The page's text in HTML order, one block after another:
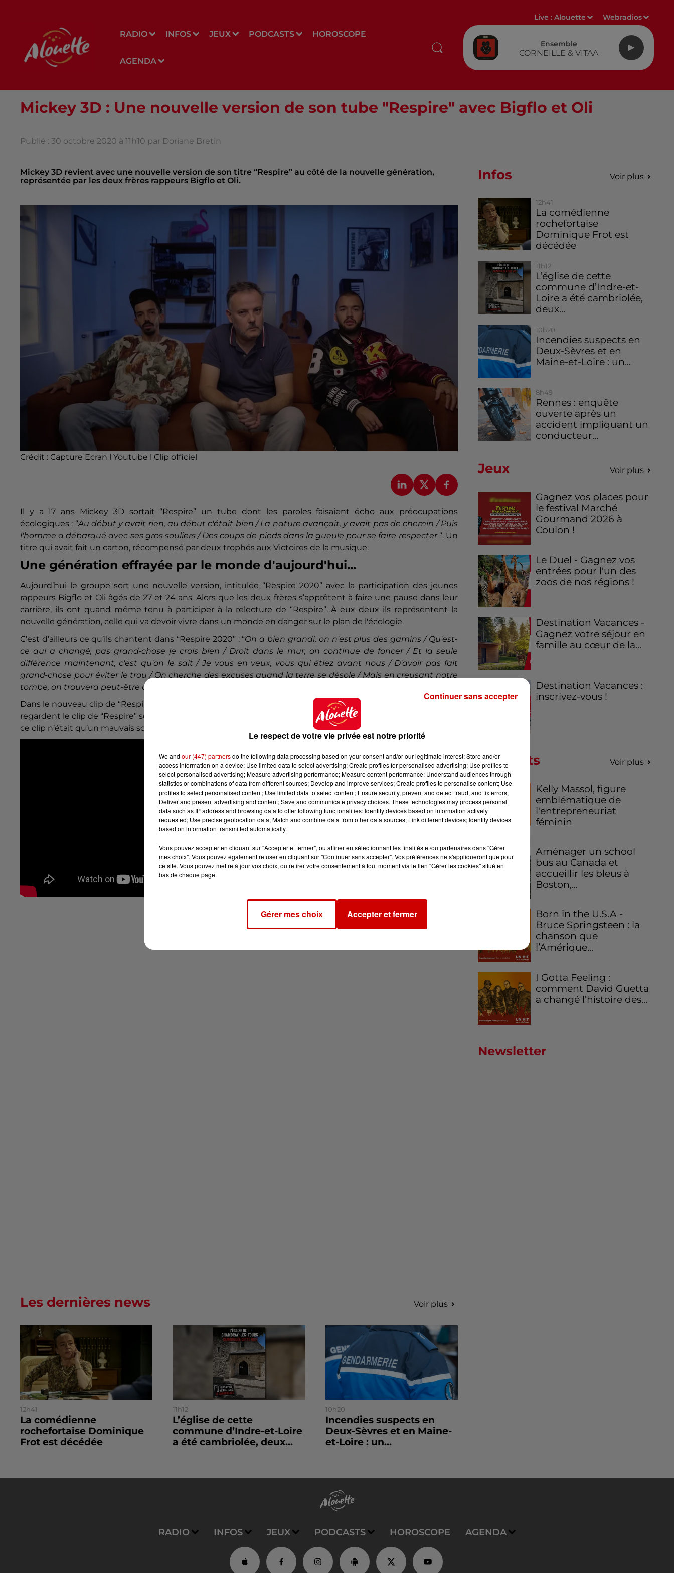
RADIO INFOS JEUX PODCASTS HOROSCOPE
AGENDA
Live :Alouette Webradios
Ensemble
CORNEILLE & VITAA
Mickey 3D : Une nouvelle version de son tube "Respire" avec Bigflo et Oli
Publié : 30 octobre 2020 à 11h10 par Doriane Bretin
Mickey 3D revient avec une nouvelle version de son titre “Respire” au côté de la nouvelle génération,
représentée par les deux frères rappeurs Bigflo et Oli.
Crédit : Capture Ecran l Youtube l Clip officiel
Il y a 17 ans Mickey 3D sortait “Respire” un tube dont les paroles faisaient écho aux préocupations
écologiques : “Au début y avait rien, au début c'était bien / La nature avançait, y avait pas de chemin / Puis
l'homme a débarqué avec ses gros souliers / Des coups de pieds dans la gueule pour se faire respecter“. Un
titre qui avait fait un carton, récompensé par deux trophés aux Victoires de la musique.
Une génération effrayée par le monde d'aujourd'hui...
Aujourd’hui le groupe sort une nouvelle version, intitulée “Respire 2020” avec la participation des jeunes
rappeurs Bigflo et Oli âgés de 27 et 24 ans. Alors que les deux frères s’apprêtent à faire une pause dans leur
carrière, ils ont quand même tenu à participer à la relecture de “Respire”. À eux deux ils représentent la
nouvelle génération, celle qui va devoir vivre dans un monde en danger sur le plan de l'écologie.
C’est d’ailleurs ce qu’ils chantent dans “Respire 2020” : “On a bien grandi, on n'est plus des gamins / Qu'est-
ce qui a changé, pas grand-chose je crois bien / Droit dans le mur, on continue de foncer / Et la seule
différence maintenant, c'est qu'on le sait / Je vous en veux, vous qui étiez avant nous / D'avoir pas fait
grand-chose pour éviter le trou / On cherche des excuses quand la terre se désole / Mais en creusant notre
tombe, on trouvera peut-être du pétrole
Dans le nouveau clip de “Respire 2020”, Bigflo et Oli sont sur un canapé aux côtés de Mickey 3D, tous les trois
regardent le clip de “Respire” sorti en 2003. Les deux frères réagissent à ce qu’ils voient en rappant, comme si
ce clip n’était qu’un mauvais souvenir.
Infos Voir plus
12h41
La comédienne
rochefortaise
Dominique Frot est
décédée
11h12
L’église de cette
commune d’Indre-et-
Loire a été cambriolée,
deux...
10h20
Incendies suspects en
Deux-Sèvres et en
Maine-et-Loire : un...
8h49
Rennes : enquête
ouverte après un
accident impliquant un
conducteur...
Jeux Voir plus
Gagnez vos places pour
le festival Marché
Gourmand 2026 à
Coulon !
Le Duel - Gagnez vos
entrées pour l'un des
zoos de nos régions !
Destination Vacances -
Gagnez votre séjour en
famille au cœur de la...
Destination Vacances :
inscrivez-vous !
Podcasts Voir plus
Kelly Massol, figure
emblématique de
l'entrepreneuriat
féminin
Aménager un school
bus au Canada et
accueillir les bleus à
Boston,...
Born in the U.S.A -
Bruce Springsteen : la
chanson que
l’Amérique...
I Gotta Feeling :
comment David Guetta
a changé l’histoire des...
Newsletter
Les dernières news Voir plus
12h41
La comédienne
rochefortaise Dominique
Frot est décédée
11h12
L’église de cette
commune d’Indre-et-Loire
a été cambriolée, deux...
10h20
Incendies suspects en
Deux-Sèvres et en Maine-
et-Loire : un...
RADIO INFOS JEUX PODCASTS HOROSCOPE AGENDA
Le respect de votre vie privée est notre priorité
We and our (447) partnersdo the following data processing based on your consent and/or our legitimate interest: Store and/or
access information on a device; Use limited data to select advertising; Create profiles for personalised advertising; Use profiles to
select personalised advertising; Measure advertising performance; Measure content performance; Understand audiences through
statistics or combinations of data from different sources; Develop and improve services; Create profiles to personalise content; Use
profiles to select personalised content; Use limited data to select content; Ensure security, prevent and detect fraud, and fix errors;
Deliver and present advertising and content; Save and communicate privacy choices. These technologies may process personal
data such as IP address and browsing data to offer following functionalities: Identify devices based on information actively
requested; Use precise geolocation data; Match and combine data from other data sources; Link different devices; Identify devices
based on information transmitted automatically.
Vous pouvez accepter en cliquant sur "Accepter et fermer", ou affiner en sélectionnant les finalités et/ou partenaires dans "Gérer
mes choix". Vous pouvez également refuser en cliquant sur "Continuer sans accepter". Vos préférences ne s'appliqueront que pour
ce site. Vous pouvez mettre à jour vos choix, ou retirer votre consentement à tout moment via le lien "Gérer les cookies" situé en
bas de chaque page.
Gérer mes choix Accepter et fermer
Continuer sans accepter